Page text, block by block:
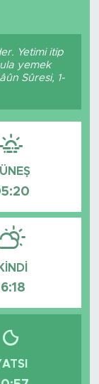
Yetimi itip
yemek
Sûresi, 1-
İKINDI